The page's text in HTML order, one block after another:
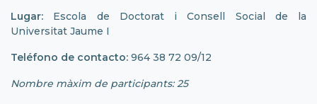
Lugar: Escola de Doctorat i Consell Social de la
Universitat Jaume I
Teléfono de contacto: 964 38 72 09/12
Nombre màxim de participants: 25